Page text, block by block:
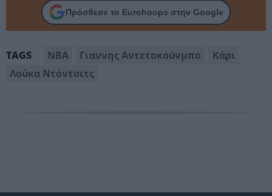
Πρόσθεσε το Eurohoops στην Google
TAGS NBA Γιαννης Αντετοκούνμπο
Κάρι
Λούκα Nτόντσιτς